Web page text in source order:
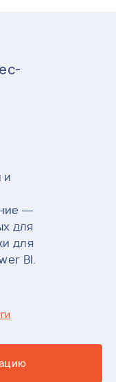
и
—
для
для
BI.